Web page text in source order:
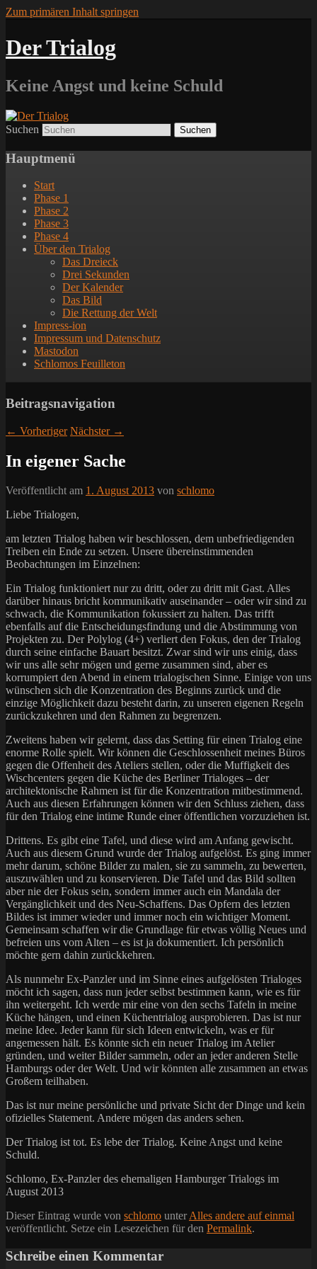
Zum primären Inhalt springen
Der Trialog
Keine Angst und keine Schuld
Suchen
Hauptmenü
Start
Phase 1
Phase 2
Phase 3
Phase 4
Über den Trialog
Das Dreieck
Drei Sekunden
Der Kalender
Das Bild
Die Rettung der Welt
Impress-ion
Impressum und Datenschutz
Mastodon
Schlomos Feuilleton
Beitragsnavigation
← Vorheriger Nächster →
In eigener Sache
Veröffentlicht am 1. August 2013 von schlomo
Liebe Trialogen,
am letzten Trialog haben wir beschlossen, dem unbefriedigenden
Treiben ein Ende zu setzen. Unsere übereinstimmenden
Beobachtungen im Einzelnen:
Ein Trialog funktioniert nur zu dritt, oder zu dritt mit Gast. Alles
darüber hinaus bricht kommunikativ auseinander – oder wir sind zu
schwach, die Kommunikation fokussiert zu halten. Das trifft
ebenfalls auf die Entscheidungsfindung und die Abstimmung von
Projekten zu. Der Polylog (4+) verliert den Fokus, den der Trialog
durch seine einfache Bauart besitzt. Zwar sind wir uns einig, dass
wir uns alle sehr mögen und gerne zusammen sind, aber es
korrumpiert den Abend in einem trialogischen Sinne. Einige von uns
wünschen sich die Konzentration des Beginns zurück und die
einzige Möglichkeit dazu besteht darin, zu unseren eigenen Regeln
zurückzukehren und den Rahmen zu begrenzen.
Zweitens haben wir gelernt, dass das Setting für einen Trialog eine
enorme Rolle spielt. Wir können die Geschlossenheit meines Büros
gegen die Offenheit des Ateliers stellen, oder die Muffigkeit des
Wischcenters gegen die Küche des Berliner Trialoges – der
architektonische Rahmen ist für die Konzentration mitbestimmend.
Auch aus diesen Erfahrungen können wir den Schluss ziehen, dass
für den Trialog eine intime Runde einer öffentlichen vorzuziehen ist.
Drittens. Es gibt eine Tafel, und diese wird am Anfang gewischt.
Auch aus diesem Grund wurde der Trialog aufgelöst. Es ging immer
mehr darum, schöne Bilder zu malen, sie zu sammeln, zu bewerten,
auszuwählen und zu konservieren. Die Tafel und das Bild sollten
aber nie der Fokus sein, sondern immer auch ein Mandala der
Vergänglichkeit und des Neu-Schaffens. Das Opfern des letzten
Bildes ist immer wieder und immer noch ein wichtiger Moment.
Gemeinsam schaffen wir die Grundlage für etwas völlig Neues und
befreien uns vom Alten – es ist ja dokumentiert. Ich persönlich
möchte gern dahin zurückkehren.
Als nunmehr Ex-Panzler und im Sinne eines aufgelösten Trialoges
möcht ich sagen, dass nun jeder selbst bestimmen kann, wie es für
ihn weitergeht. Ich werde mir eine von den sechs Tafeln in meine
Küche hängen, und einen Küchentrialog ausprobieren. Das ist nur
meine Idee. Jeder kann für sich Ideen entwickeln, was er für
angemessen hält. Es könnte sich ein neuer Trialog im Atelier
gründen, und weiter Bilder sammeln, oder an jeder anderen Stelle
Hamburgs oder der Welt. Und wir könnten alle zusammen an etwas
Großem teilhaben.
Das ist nur meine persönliche und private Sicht der Dinge und kein
ofizielles Statement. Andere mögen das anders sehen.
Der Trialog ist tot. Es lebe der Trialog. Keine Angst und keine
Schuld.
Schlomo, Ex-Panzler des ehemaligen Hamburger Trialogs im
August 2013
Dieser Eintrag wurde von schlomo unterAlles andere auf einmal
veröffentlicht. Setze ein Lesezeichen für den Permalink.
Schreibe einen Kommentar